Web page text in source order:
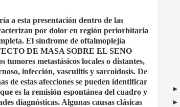
a esta presentación dentro de las
por dolor en región periorbitaria
El síndrome de oftalmoplejía
DE MASA SOBRE EL SENO
metastásicos locales o distantes,
infección, vasculitis y sarcoidosis. De
de estas afecciones se pueden identificar
es la remisión espontánea del cuadro y
diagnósticas. Algunas causas clásicas
►
►